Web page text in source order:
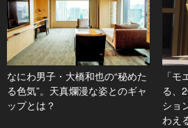
なにわ男子・大橋和也の“秘めた
る色気”。天真爛漫な姿とのギャ
ップとは？
「
る、
ショ
わえ